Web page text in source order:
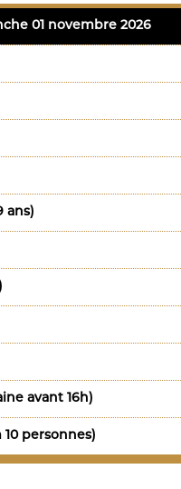
01 novembre 2026
ans)
avant 16h)
personnes)